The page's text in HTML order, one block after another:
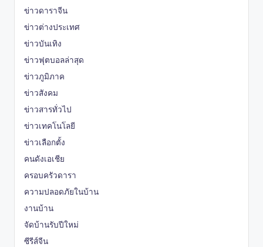
ข่าวดาราจีน
ข่าวต่างประเทศ
ข่าวบันเทิง
ข่าวฟุตบอลล่าสุด
ข่าวภูมิภาค
ข่าวสังคม
ข่าวสารทั่วไป
ข่าวเทคโนโลยี
ข่าวเลือกตั้ง
คนดังเอเชีย
ครอบครัวดารา
ความปลอดภัยในบ้าน
งานบ้าน
จัดบ้านรับปีใหม่
ซีรีส์จีน